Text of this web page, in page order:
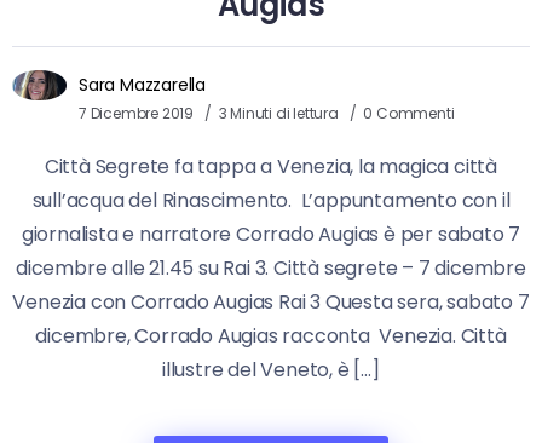
Sara Mazzarella
7 Dicembre 2019 3 Minuti di lettura 0 Commenti
Città Segrete fa tappa a Venezia, la magica città
sull’acqua del Rinascimento. L’appuntamento con il
giornalista e narratore Corrado Augias è per sabato 7
dicembre alle 21.45 su Rai 3. Città segrete – 7 dicembre
Venezia con Corrado Augias Rai 3 Questa sera, sabato 7
dicembre, Corrado Augias racconta Venezia. Città
illustre del Veneto, è […]